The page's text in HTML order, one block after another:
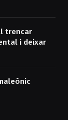
trencar
i deixar